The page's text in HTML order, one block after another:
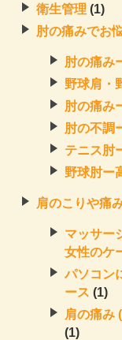
衛生管理 (1)
肘の痛みでお
肘の痛み
野球肩・
肘の痛み
肘の不調
テニス肘
野球肘ー
肩のこりや痛
マッサー
女性のケ
パソコン
ース (1)
肩の痛み
(1)